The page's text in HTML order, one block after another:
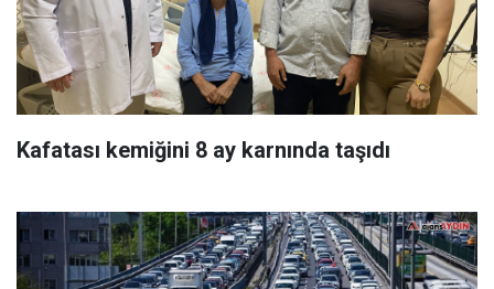
Kafatası kemiğini 8 ay karnında taşıdı